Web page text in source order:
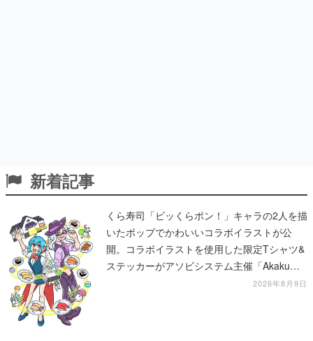
新着記事
くら寿司「ビッくらポン！」キャラの2人を描
いたポップでかわいいコラボイラストが公
開。コラボイラストを使用した限定Tシャツ&
ステッカーがアソビシステム主催「Akaku
2026年8月9日